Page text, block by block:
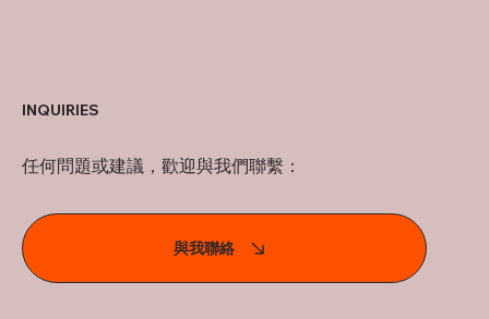
INQUIRIES
任何問題或建議，歡迎與我們聯繫：
與我聯絡